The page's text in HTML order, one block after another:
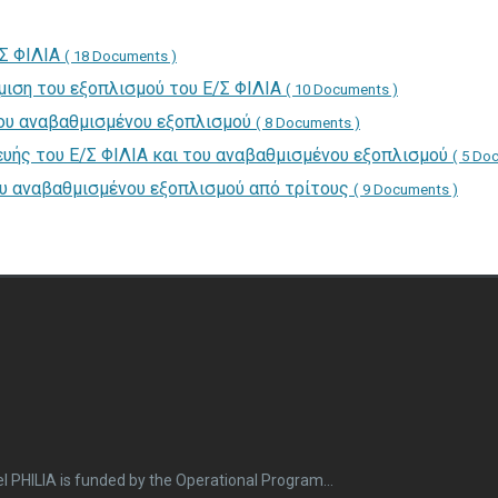
ΦΙΛΙΑ ( 18 Documents )
του εξοπλισμού του Ε/Σ ΦΙΛΙΑ ( 10 Documents )
αναβαθμισμένου εξοπλισμού ( 8 Documents )
του Ε/Σ ΦΙΛΙΑ και του αναβαθμισμένου εξοπλισμού ( 5
εξοπλισμού από τρίτους ( 9 Documents )
is funded by the Operational Program...